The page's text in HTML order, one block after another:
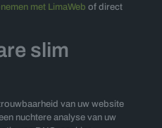
met LimaWeb of direct
slim
van uw website
nuchtere analyse van uw